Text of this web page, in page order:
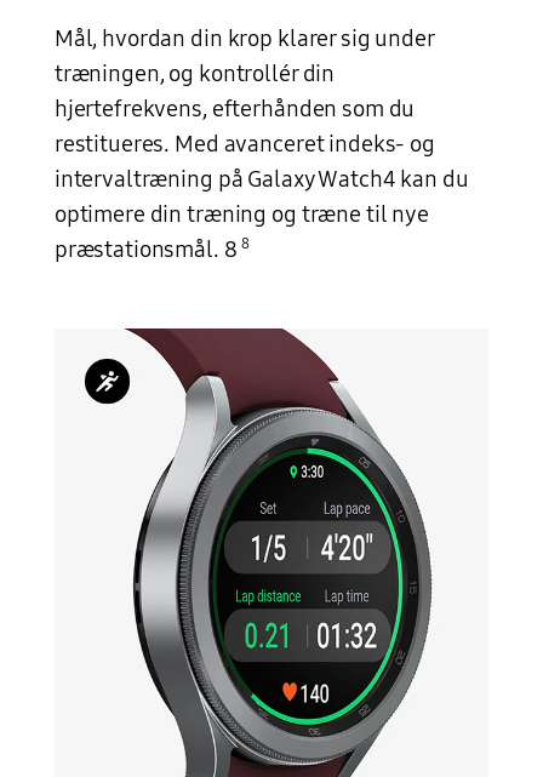
Mål, hvordan din krop klarer sig under
træningen, og kontrollér din
hjertefrekvens, efterhånden som du
restitueres. Med avanceret indeks- og
intervaltræning på Galaxy Watch4 kan du
optimere din træning og træne til nye
præstationsmål. 88